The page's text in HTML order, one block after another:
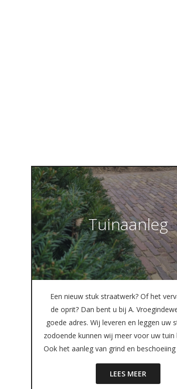
Tuinaanleg
Een nieuw stuk straatwerk? Of het
de oprit? Dan bent u bij A.
goede adres. Wij leveren en leggen uw
zodoende kunnen wij meer voor uw tuin
Ook het aanleg van grind en
LEES MEER